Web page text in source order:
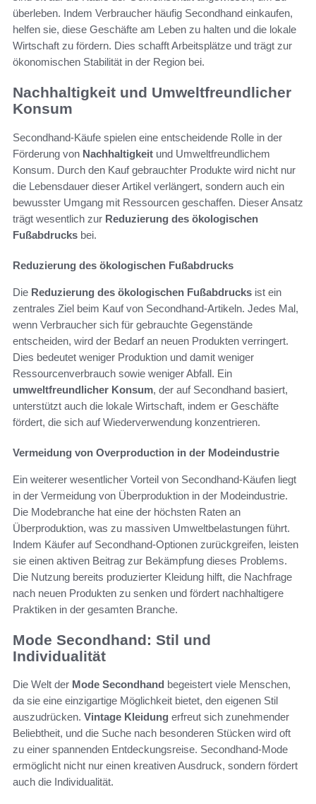
überleben. Indem Verbraucher häufig Secondhand einkaufen,
helfen sie, diese Geschäfte am Leben zu halten und die lokale
Wirtschaft zu fördern. Dies schafft Arbeitsplätze und trägt zur
ökonomischen Stabilität in der Region bei.
Nachhaltigkeit und Umweltfreundlicher
Konsum
Secondhand-Käufe spielen eine entscheidende Rolle in der
Förderung von Nachhaltigkeit und Umweltfreundlichem
Konsum. Durch den Kauf gebrauchter Produkte wird nicht nur
die Lebensdauer dieser Artikel verlängert, sondern auch ein
bewusster Umgang mit Ressourcen geschaffen. Dieser Ansatz
trägt wesentlich zur Reduzierung des ökologischen
Fußabdrucks bei.
Reduzierung des ökologischen Fußabdrucks
Die Reduzierung des ökologischen Fußabdrucks ist ein
zentrales Ziel beim Kauf von Secondhand-Artikeln. Jedes Mal,
wenn Verbraucher sich für gebrauchte Gegenstände
entscheiden, wird der Bedarf an neuen Produkten verringert.
Dies bedeutet weniger Produktion und damit weniger
Ressourcenverbrauch sowie weniger Abfall. Ein
umweltfreundlicher Konsum, der auf Secondhand basiert,
unterstützt auch die lokale Wirtschaft, indem er Geschäfte
fördert, die sich auf Wiederverwendung konzentrieren.
Vermeidung von Overproduction in der Modeindustrie
Ein weiterer wesentlicher Vorteil von Secondhand-Käufen liegt
in der Vermeidung von Überproduktion in der Modeindustrie.
Die Modebranche hat eine der höchsten Raten an
Überproduktion, was zu massiven Umweltbelastungen führt.
Indem Käufer auf Secondhand-Optionen zurückgreifen, leisten
sie einen aktiven Beitrag zur Bekämpfung dieses Problems.
Die Nutzung bereits produzierter Kleidung hilft, die Nachfrage
nach neuen Produkten zu senken und fördert nachhaltigere
Praktiken in der gesamten Branche.
Mode Secondhand: Stil und
Individualität
Die Welt der Mode Secondhand begeistert viele Menschen,
da sie eine einzigartige Möglichkeit bietet, den eigenen Stil
auszudrücken. Vintage Kleidung erfreut sich zunehmender
Beliebtheit, und die Suche nach besonderen Stücken wird oft
zu einer spannenden Entdeckungsreise. Secondhand-Mode
ermöglicht nicht nur einen kreativen Ausdruck, sondern fördert
auch die Individualität.